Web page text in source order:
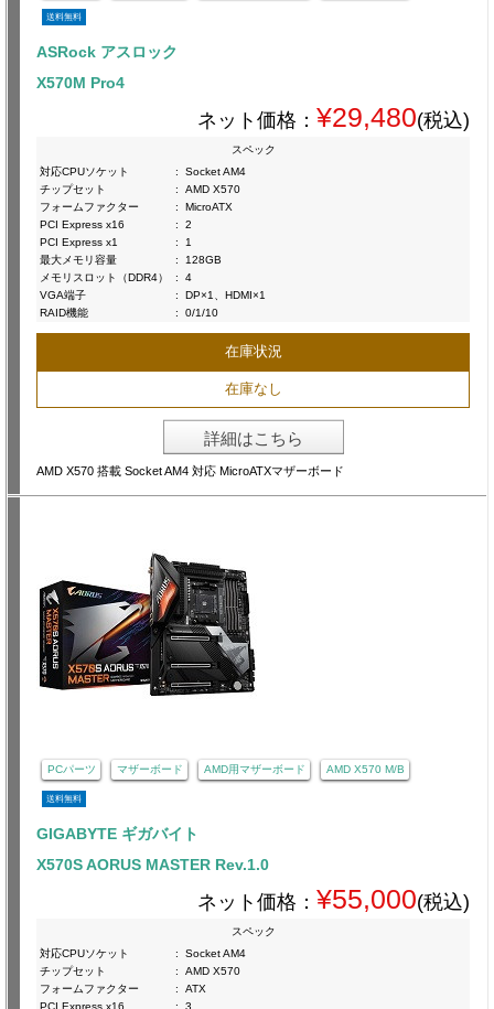
送料無料
ASRock アスロック
X570M Pro4
ネット価格： ¥29,480(税込)
スペック
対応CPUソケット
:
Socket AM4
チップセット
:
AMD X570
フォームファクター
:
MicroATX
PCI Express x16
:
2
PCI Express x1
:
1
最大メモリ容量
:
128GB
メモリスロット（DDR4）
:
4
VGA端子
:
DP×1、HDMI×1
RAID機能
: 0/1/10
在庫状況
在庫なし
詳細はこちら
AMD X570 搭載 Socket AM4 対応 MicroATXマザーボード
PCパーツ マザーボード AMD用マザーボード AMD X570 M/B
送料無料
GIGABYTE ギガバイト
X570S AORUS MASTER Rev.1.0
ネット価格： ¥55,000(税込)
スペック
対応CPUソケット
:
Socket AM4
チップセット
:
AMD X570
フォームファクター
:
ATX
PCI Express x16
:
3